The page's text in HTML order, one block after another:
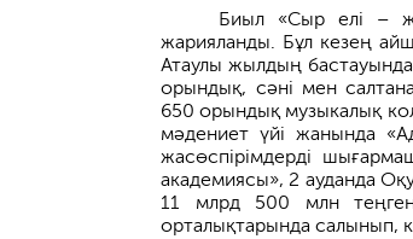
Биыл «Сыр елі –
жарияланды. Бұл кезең
Атаулы жылдың
орындық, сәні мен
650 орындық музыкалық
мәдениет үйі жанында
жасөспірімдерді
академиясы», 2 ауданда
11 млрд 500 млн
орталықтарында салынып,